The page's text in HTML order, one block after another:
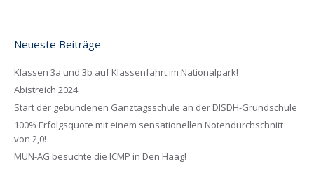
Neueste Beiträge
Klassen 3a und 3b auf Klassenfahrt im Nationalpark!
Abistreich 2024
Start der gebundenen Ganztagsschule an der DISDH-Grundschule
100% Erfolgsquote mit einem sensationellen Notendurchschnitt
von 2,0!
MUN-AG besuchte die ICMP in Den Haag!